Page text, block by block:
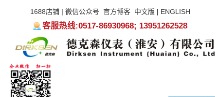
1688店铺| 微信公众号 官方博客 中文版 | ENGLISH
客服热线:0517-86930968; 13951262528